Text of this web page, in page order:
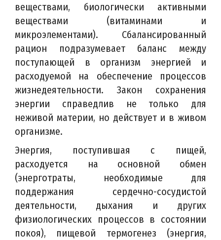
веществами, биологически активными
веществами (витаминами и
микроэлементами). Сбалансированный
рацион подразумевает баланс между
поступающей в организм энергией и
расходуемой на обеспечение процессов
жизнедеятельности. Закон сохранения
энергии справедлив не только для
неживой материи, но действует и в живом
организме.
Энергия, поступившая с пищей,
расходуется на основной обмен
(энерготраты, необходимые для
поддержания сердечно-сосудистой
деятельности, дыхания и других
физиологических процессов в состоянии
покоя), пищевой термогенез (энергия,